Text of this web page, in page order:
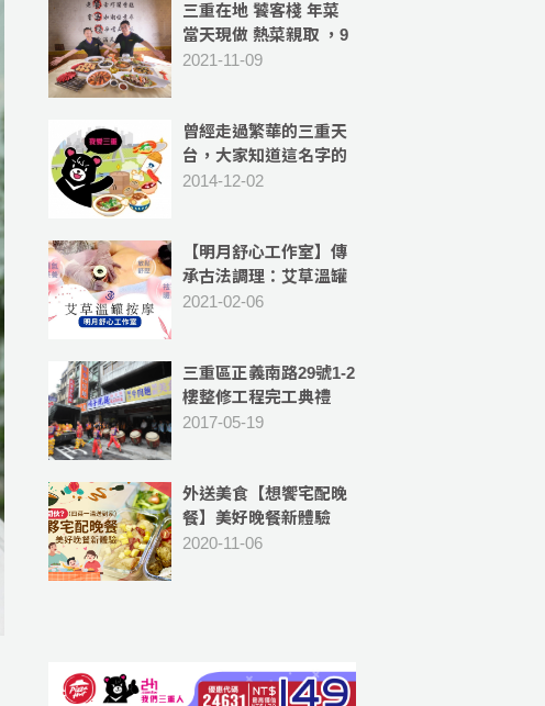
三重在地 饕客棧 年菜
當天現做 熱菜親取 ，9
道主菜+冰心釀泡芙，
2021-11-09
曾經走過繁華的三重天
台，大家知道這名字的
由來嗎?
2014-12-02
【明月舒心工作室】傳
承古法調理：艾草溫罐
按摩,彈筋開穴 -補氣血,
2021-02-06
三重區正義南路29號1-2
樓整修工程完工典禮
2017-05-19
外送美食【想饗宅配晚
餐】美好晚餐新體驗
(四菜一湯送到家)兼顧
2020-11-06